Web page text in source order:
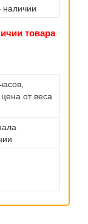
наличии
товара
от веса